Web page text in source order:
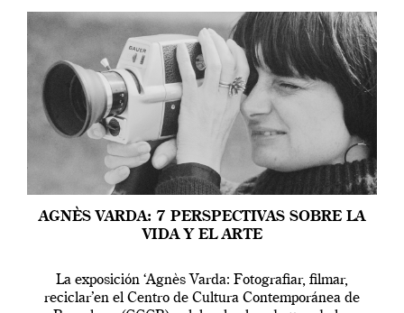
AGNÈS VARDA: 7 PERSPECTIVAS SOBRE LA
VIDA Y EL ARTE
La exposición ‘Agnès Varda: Fotografiar, filmar,
reciclar’en el Centro de Cultura Contemporánea de